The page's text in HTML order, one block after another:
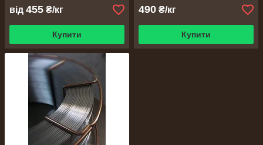
від 455 ₴/кг
Купити
490 ₴/кг
Купити